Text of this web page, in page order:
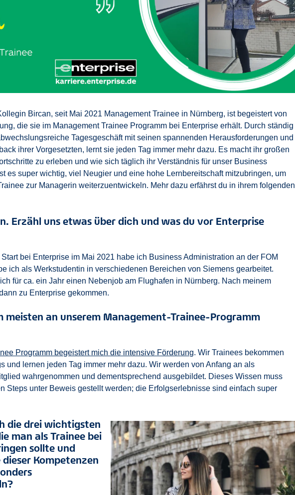
Bircan, seit Mai 2021 Management Trainee in Nürnberg, ist begeistert von
die sie im Management Trainee Programm bei Enterprise erhält. Durch ständig
Tagesgeschäft mit seinen spannenden Herausforderungen und
ihrer Vorgesetzten, lernt sie jeden Tag immer mehr dazu. Es macht ihr großen
zu erleben und wie sich täglich ihr Verständnis für unser Business
es super wichtig, viel Neugier und eine hohe Lernbereitschaft mitzubringen, um
zur Managerin weiterzuentwickeln. Mehr dazu erfährst du in ihrem folgenden
Erzähl uns etwas über dich und was du vor Enterprise
bei Enterprise im Mai 2021 habe ich Business Administration an der FOM
ich als Werkstudentin in verschiedenen Bereichen von Siemens gearbeitet.
für ca. ein Jahr einen Nebenjob am Flughafen in Nürnberg. Nach meinem
zu Enterprise gekommen.
meisten an unserem Management-Trainee-Programm
Programm begeistert mich die intensive Förderung. Wir Trainees bekommen
und lernen jeden Tag immer mehr dazu. Wir werden von Anfang an als
wahrgenommen und dementsprechend ausgebildet. Dieses Wissen muss
Steps unter Beweis gestellt werden; die Erfolgserlebnisse sind einfach super
die drei wichtigsten
man als Trainee bei
sollte und
Kompetenzen